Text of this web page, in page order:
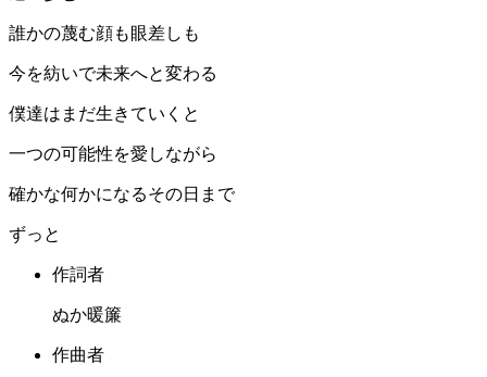
誰かの蔑む顔も眼差しも
今を紡いで未来へと変わる
僕達はまだ生きていくと
一つの可能性を愛しながら
確かな何かになるその日まで
ずっと
作詞者
ぬか暖簾
作曲者